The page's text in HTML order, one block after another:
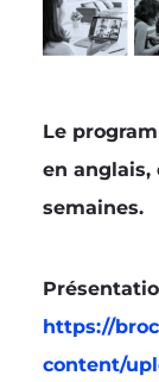
Le
en anglais,
semaines.
https://
content/